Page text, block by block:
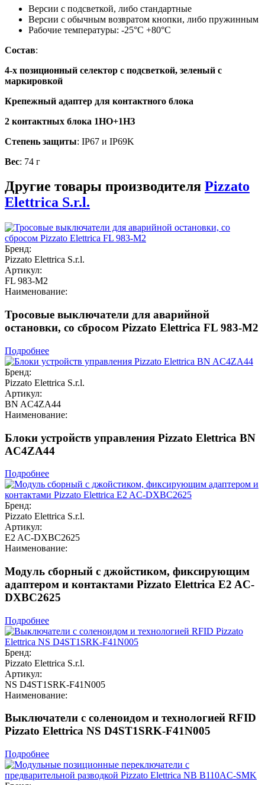
Версии с подсветкой, либо стандартные
Версии с обычным возвратом кнопки, либо пружинным
Рабочие температуры: -25°С +80°С
Состав:
4-х позиционный селектор с подсветкой, зеленый с
маркировкой
Крепежный адаптер для контактного блока
2 контактных блока 1НО+1НЗ
Степень защиты: IP67 и IP69K
Вес: 74 г
Другие товары производителя Pizzato
Elettrica S.r.l.
Бренд:
Pizzato Elettrica S.r.l.
Артикул:
FL 983-M2
Наименование:
Тросовые выключатели для аварийной
остановки, со сбросом Pizzato Elettrica FL 983-M2
Подробнее
Бренд:
Pizzato Elettrica S.r.l.
Артикул:
BN AC4ZA44
Наименование:
Блоки устройств управления Pizzato Elettrica BN
AC4ZA44
Подробнее
Бренд:
Pizzato Elettrica S.r.l.
Артикул:
E2 AC-DXBC2625
Наименование:
Модуль сборный с джойстиком, фиксирующим
адаптером и контактами Pizzato Elettrica E2 AC-
DXBC2625
Подробнее
Бренд:
Pizzato Elettrica S.r.l.
Артикул:
NS D4ST1SRK-F41N005
Наименование:
Выключатели с соленоидом и технологией RFID
Pizzato Elettrica NS D4ST1SRK-F41N005
Подробнее